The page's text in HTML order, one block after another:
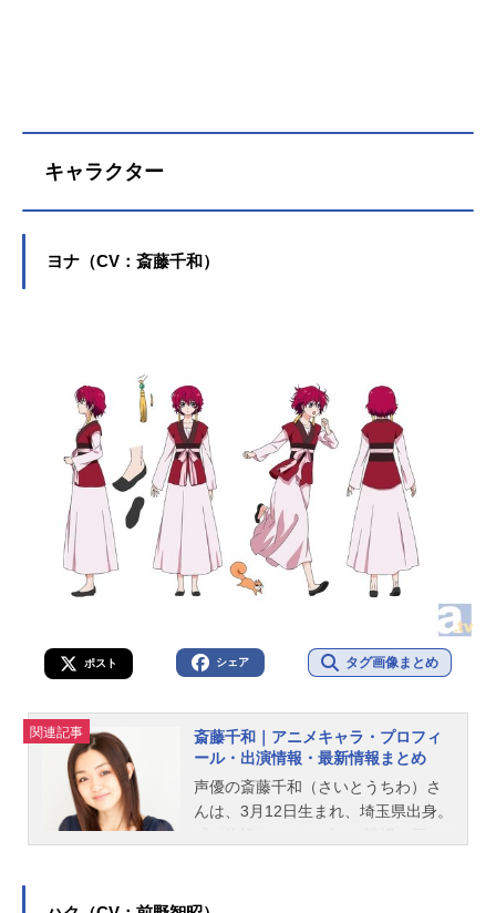
キャラクター
ヨナ（CV：斎藤千和）
ポスト シェア タグ画像まとめ
関連記事
斎藤千和｜アニメキャラ・プロフィ
ール・出演情報・最新情報まとめ
声優の斎藤千和（さいとうちわ）さ
んは、3月12日生まれ、埼玉県出身。
気作品のキャラクターを多く演じて